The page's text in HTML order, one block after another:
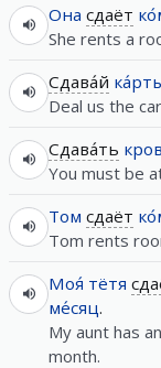
Она сдаёт
She rents a
Сдава́й
Deal us the
Сдава́ть
You must be
Том сдаёт
Tom rents
Моя́ тётя
ме́сяц.
My aunt has
month.